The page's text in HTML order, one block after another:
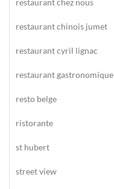
restaurant chinois jumet
restaurant cyril lignac
restaurant gastronomique
resto belge
ristorante
st hubert
street view